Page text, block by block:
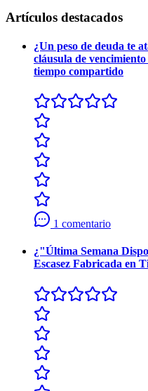
Artículos destacados
¿Un peso de deuda te
cláusula de
tiempo compartido
1 comentario
¿"Última Semana
Escasez Fabricada en